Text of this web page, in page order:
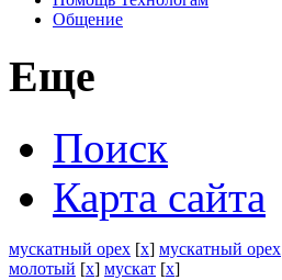
Общение
Еще
Поиск
Карта сайта
мускатный орех [x] мускатный орех
молотый [x] мускат [x]